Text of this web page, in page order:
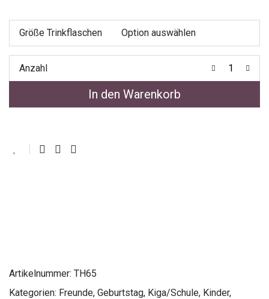
Größe Trinkflaschen
Anzahl
In den Warenkorb
Artikelnummer: TH65
Kategorien: Freunde, Geburtstag, Kiga/Schule, Kinder,